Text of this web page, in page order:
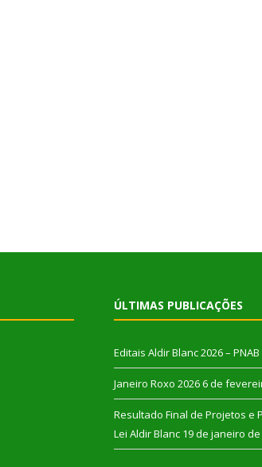
ÚLTIMAS PUBLICAÇÕES
Editais Aldir Blanc 2026 – PNAB
Janeiro Roxo 2026 6 de
Resultado Final de Projetos e
Lei Aldir Blanc 19 de janeiro de